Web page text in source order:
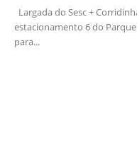
Largada do Sesc +
estacionamento 6 do
para...